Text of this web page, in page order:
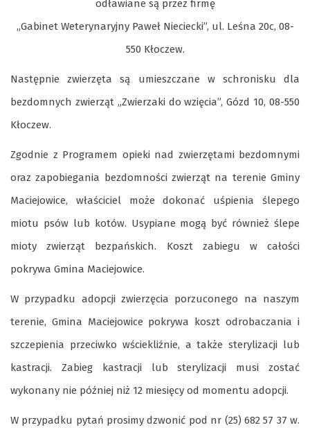
odławiane są przez firmę
„Gabinet Weterynaryjny Paweł Nieciecki”, ul. Leśna 20c, 08-
550 Kłoczew.
Następnie zwierzęta są umieszczane w schronisku dla
bezdomnych zwierząt „Zwierzaki do wzięcia”, Gózd 10, 08-550
Kłoczew.
Zgodnie z Programem opieki nad zwierzętami bezdomnymi
oraz zapobiegania bezdomności zwierząt na terenie Gminy
Maciejowice, właściciel może dokonać uśpienia ślepego
miotu psów lub kotów. Usypiane mogą być również ślepe
mioty zwierząt bezpańskich. Koszt zabiegu w całości
pokrywa Gmina Maciejowice.
W przypadku adopcji zwierzęcia porzuconego na naszym
terenie, Gmina Maciejowice pokrywa koszt odrobaczania i
szczepienia przeciwko wściekliźnie, a także sterylizacji lub
kastracji. Zabieg kastracji lub sterylizacji musi zostać
wykonany nie później niż 12 miesięcy od momentu adopcji.
W przypadku pytań prosimy dzwonić pod nr (25) 682 57 37 w.